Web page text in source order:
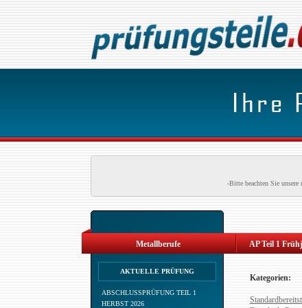
-Bitte beachten Sie
Metallberufe
AKTUELLE PRÜFUNG
ABSCHLUSSPRÜFUNG TEIL 1
HERBST 2026
AP Teil 1
Kategorien: